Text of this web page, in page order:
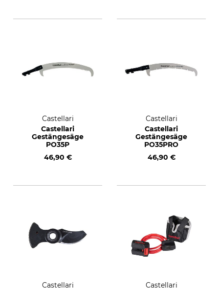
Castellari
Castellari
Gestängesäge
PO35P
46,90 €
Castellari
Castellari
Gestängesäge
PO35PRO
46,90 €
Castellari
Castellari